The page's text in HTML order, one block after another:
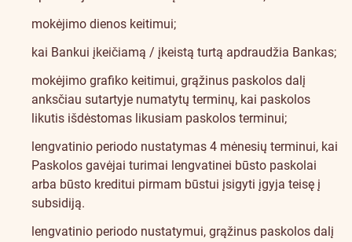
mokėjimo dienos keitimui;
kai Bankui įkeičiamą / įkeistą turtą apdraudžia Bankas;
mokėjimo grafiko keitimui, grąžinus paskolos dalį
anksčiau sutartyje numatytų terminų, kai paskolos
likutis išdėstomas likusiam paskolos terminui;
lengvatinio periodo nustatymas 4 mėnesių terminui, kai
Paskolos gavėjai turimai lengvatinei būsto paskolai
arba būsto kreditui pirmam būstui įsigyti įgyja teisę į
subsidiją.
lengvatinio periodo nustatymui, grąžinus paskolos dalį